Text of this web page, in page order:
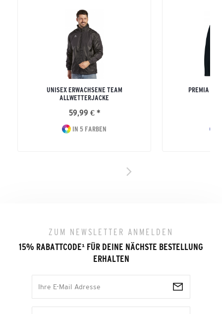
UNISEX ERWACHSENE TEAM
ALLWETTERJACKE
59,99 € *
IN 5 FARBEN
PREMIA
ZUM NEWSLETTER ANMELDEN
15% RABATTCODE¹ FÜR DEINE NÄCHSTE BESTELLUNG
ERHALTEN